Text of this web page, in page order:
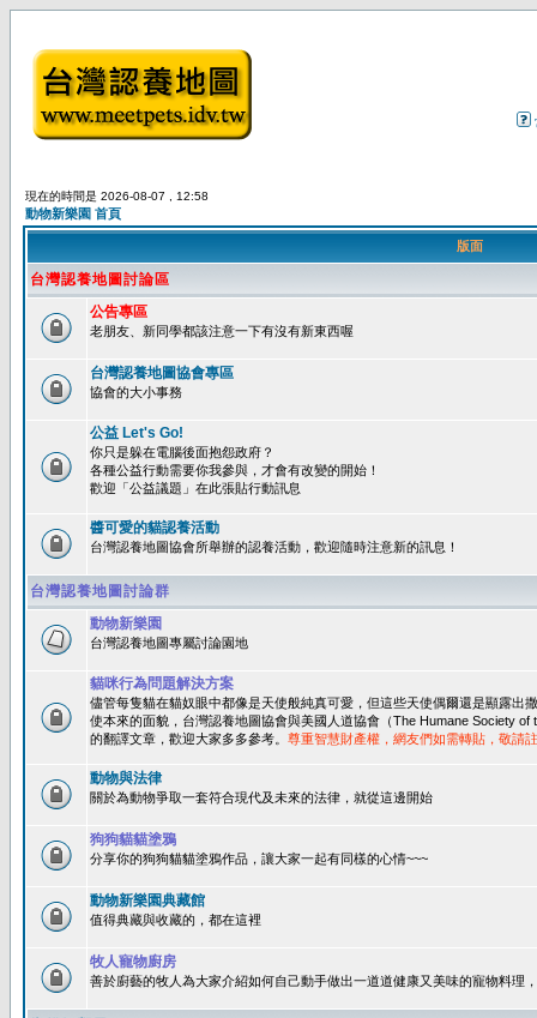
現在的時間是 2026-08-07 , 12:58
動物新樂園 首頁
版面
台灣認養地圖討論區
公告專區
老朋友、新同學都該注意一下有沒有新東西喔
台灣認養地圖協會專區
協會的大小事務
公益 Let's Go!
你只是躲在電腦後面抱怨政府？
各種公益行動需要你我參與，才會有改變的開始！
歡迎「公益議題」在此張貼行動訊息
醬可愛的貓認養活動
台灣認養地圖協會所舉辦的認養活動，歡迎隨時注意新的訊息！
台灣認養地圖討論群
動物新樂園
台灣認養地圖專屬討論園地
貓咪行為問題解決方案
儘管每隻貓在貓奴眼中都像是天使般純真可愛，但這些天使偶爾還是顯露出
使本來的面貌，台灣認養地圖協會與美國人道協會（The Humane Society
的翻譯文章，歡迎大家多多參考。 尊重智慧財產權，網友們如需轉貼，敬請
動物與法律
關於為動物爭取一套符合現代及未來的法律，就從這邊開始
狗狗貓貓塗鴉
分享你的狗狗貓貓塗鴉作品，讓大家一起有同樣的心情~~~
動物新樂園典藏館
值得典藏與收藏的，都在這裡
牧人寵物廚房
善於廚藝的牧人為大家介紹如何自己動手做出一道道健康又美味的寵物料理